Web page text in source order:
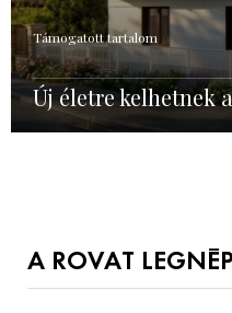
Támogatott tartalom
Új életre kelhetnek
A ROVAT